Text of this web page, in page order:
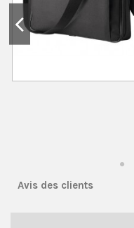
Avis des clients